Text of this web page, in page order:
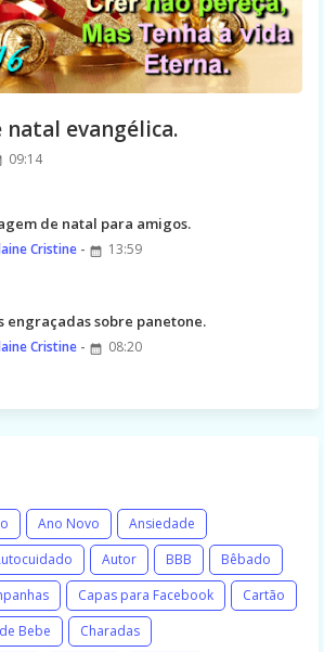
natal evangélica.
09:14
de natal para amigos.
Cristine 13:59
engraçadas sobre panetone.
Cristine 08:20
Ano Novo
Ansiedade
Autor BBB
Bêbado
Capas para Facebook
Cartão
Bebe
Charadas